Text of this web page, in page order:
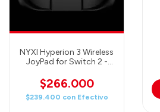
NYXI Hyperion 3 Wireless
JoyPad for Switch 2 -
$266.000
$239.400 con Efectivo